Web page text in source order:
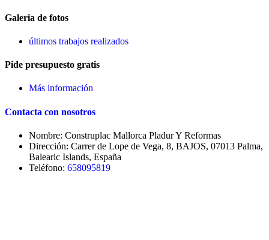
Galeria de fotos
últimos trabajos realizados
Pide presupuesto gratis
Más información
Contacta con nosotros
Nombre: Construplac Mallorca Pladur Y Reformas
Dirección: Carrer de Lope de Vega, 8, BAJOS, 07013 Palma,
Balearic Islands, España
Teléfono: 658095819